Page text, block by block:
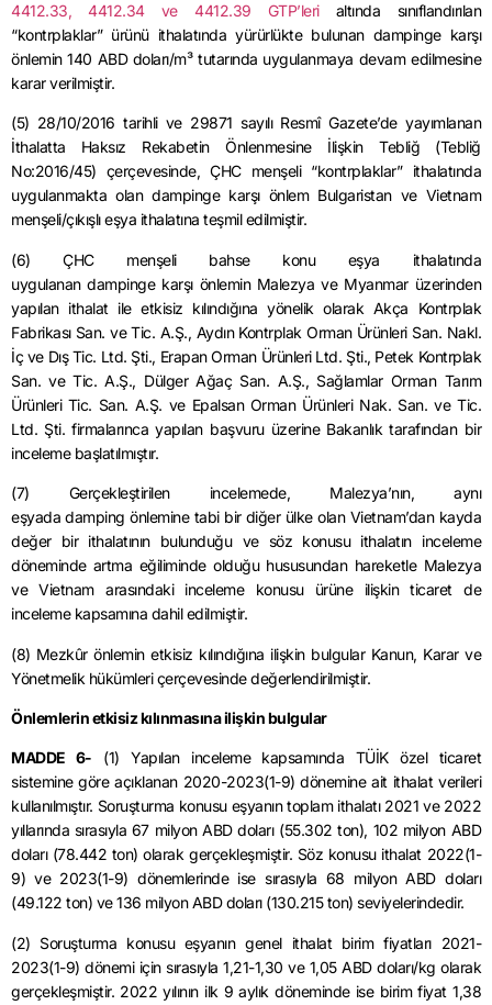
4412.33, 4412.34 ve 4412.39 GTP’lerialtında sınıflandırılan
“kontrplaklar” ürünü ithalatında yürürlükte bulunan dampinge karşı
önlemin 140 ABD doları/m³ tutarında uygulanmaya devam edilmesine
karar verilmiştir.
(5) 28/10/2016 tarihli ve 29871 sayılı Resmî Gazete’de yayımlanan
İthalatta Haksız Rekabetin Önlenmesine İlişkin Tebliğ (Tebliğ
No:2016/45) çerçevesinde, ÇHC menşeli “kontrplaklar” ithalatında
uygulanmakta olan dampinge karşı önlem Bulgaristan ve Vietnam
menşeli/çıkışlı eşya ithalatına teşmil edilmiştir.
(6) ÇHC menşeli bahse konu eşya ithalatında
uygulanandampingekarşı önlemin Malezya ve Myanmarüzerinden
yapılan ithalat ile etkisiz kılındığına yönelik olarak Akça Kontrplak
Fabrikası San. ve Tic. A.Ş., Aydın Kontrplak Orman Ürünleri San. Nakl.
İç ve Dış Tic. Ltd. Şti., ErapanOrman Ürünleri Ltd. Şti., Petek Kontrplak
San. ve Tic. A.Ş., Dülger Ağaç San. A.Ş., Sağlamlar Orman Tarım
Ürünleri Tic. San. A.Ş. ve EpalsanOrman Ürünleri Nak. San.veTic.
Ltd. Şti. firmalarınca yapılan başvuru üzerine Bakanlık tarafından bir
inceleme başlatılmıştır.
(7) Gerçekleştirilen incelemede, Malezya’nın, aynı
eşyadadamping önlemine tabi bir diğer ülke olan Vietnam’dan kayda
değer bir ithalatının bulunduğu ve söz konusu ithalatın inceleme
döneminde artma eğiliminde olduğu hususundan hareketle Malezya
ve Vietnam arasındaki inceleme konusu ürüne ilişkin ticaret de
inceleme kapsamına dahil edilmiştir.
(8) Mezkûr önlemin etkisiz kılındığına ilişkin bulgular Kanun, Karar ve
Yönetmelik hükümleri çerçevesinde değerlendirilmiştir.
Önlemlerin etkisiz kılınmasına ilişkin bulgular
MADDE 6- (1) Yapılan inceleme kapsamında TÜİK özel ticaret
sistemine göre açıklanan 2020-2023(1-9) dönemine ait ithalat verileri
kullanılmıştır. Soruşturma konusu eşyanın toplam ithalatı 2021 ve 2022
yıllarında sırasıyla 67 milyon ABD doları (55.302 ton), 102 milyon ABD
doları (78.442 ton) olarak gerçekleşmiştir. Söz konusu ithalat 2022(1-
9) ve 2023(1-9) dönemlerinde ise sırasıyla 68 milyon ABD doları
(49.122 ton) ve 136 milyon ABD doları (130.215 ton) seviyelerindedir.
(2) Soruşturma konusu eşyanın genel ithalat birim fiyatları 2021-
2023(1-9) dönemi için sırasıyla 1,21-1,30 ve 1,05 ABD doları/kg olarak
gerçekleşmiştir. 2022 yılının ilk 9 aylık döneminde ise birim fiyat 1,38